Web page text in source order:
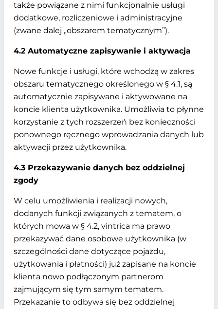
także powiązane z nimi funkcjonalnie usługi
dodatkowe, rozliczeniowe i administracyjne
(zwane dalej „obszarem tematycznym”).
4.2 Automatyczne zapisywanie i aktywacja
Nowe funkcje i usługi, które wchodzą w zakres
obszaru tematycznego określonego w § 4.1, są
automatycznie zapisywane i aktywowane na
koncie klienta użytkownika. Umożliwia to płynne
korzystanie z tych rozszerzeń bez konieczności
ponownego ręcznego wprowadzania danych lub
aktywacji przez użytkownika.
4.3 Przekazywanie danych bez oddzielnej
zgody
W celu umożliwienia i realizacji nowych,
dodanych funkcji związanych z tematem, o
których mowa w § 4.2, vintrica ma prawo
przekazywać dane osobowe użytkownika (w
szczególności dane dotyczące pojazdu,
użytkowania i płatności) już zapisane na koncie
klienta nowo podłączonym partnerom
zajmującym się tym samym tematem.
Przekazanie to odbywa się bez oddzielnej